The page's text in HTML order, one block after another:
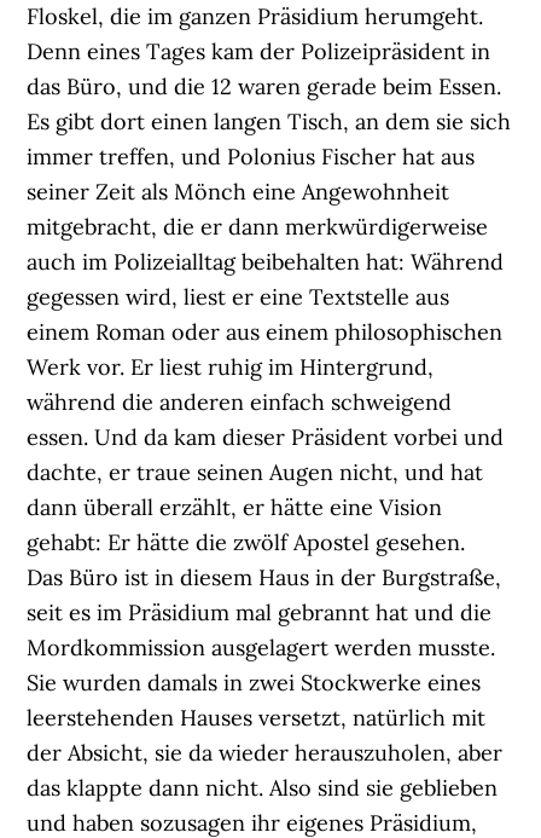
Floskel, die im ganzen Präsidium herumgeht.
Denn eines Tages kam der Polizeipräsident in
das Büro, und die 12 waren gerade beim Essen.
Es gibt dort einen langen Tisch, an dem sie sich
immer treffen, und Polonius Fischer hat aus
seiner Zeit als Mönch eine Angewohnheit
mitgebracht, die er dann merkwürdigerweise
auch im Polizeialltag beibehalten hat: Während
gegessen wird, liest er eine Textstelle aus
einem Roman oder aus einem philosophischen
Werk vor. Er liest ruhig im Hintergrund,
während die anderen einfach schweigend
essen. Und da kam dieser Präsident vorbei und
dachte, er traue seinen Augen nicht, und hat
dann überall erzählt, er hätte eine Vision
gehabt: Er hätte die zwölf Apostel gesehen.
Das Büro ist in diesem Haus in der Burgstraße,
seit es im Präsidium mal gebrannt hat und die
Mordkommission ausgelagert werden musste.
Sie wurden damals in zwei Stockwerke eines
leerstehenden Hauses versetzt, natürlich mit
der Absicht, sie da wieder herauszuholen, aber
das klappte dann nicht. Also sind sie geblieben
und haben sozusagen ihr eigenes Präsidium,